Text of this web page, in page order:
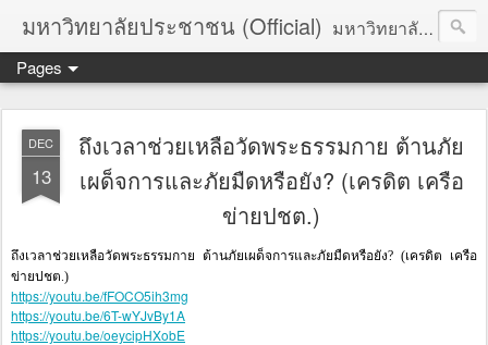
มหาวิทยาลัยประชาชน (Official) มหาวิทยาลัยประชาชน เพื่อการปฏิวัติประชาชนโดยสันติ Truths :: Peace :: Revolution :: Universal Human Rights :: Democracy (TPRUD)
Pages
DEC
13
ถึงเวลาช่วยเหลือวัดพระธรรมกาย ต้านภัย
เผด็จการและภัยมืดหรือยัง? (เครดิต เครือ
ข่ายปชต.)
ถึงเวลาช่วยเหลือวัดพระธรรมกาย ต้านภัยเผด็จการและภัยมืดหรือยัง? (เครดิต เครือ
ข่ายปชต.)
https://youtu.be/fFOCO5ih3mg
https://youtu.be/6T-wYJvBy1A
https://youtu.be/oeycipHXobE